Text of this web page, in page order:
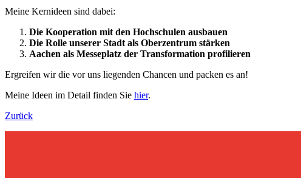
Meine Kernideen sind dabei:
Die Kooperation mit den Hochschulen ausbauen
Die Rolle unserer Stadt als Oberzentrum stärken
Aachen als Messeplatz der Transformation profilieren
Ergreifen wir die vor uns liegenden Chancen und packen es an!
Meine Ideen im Detail finden Sie hier.
Zurück